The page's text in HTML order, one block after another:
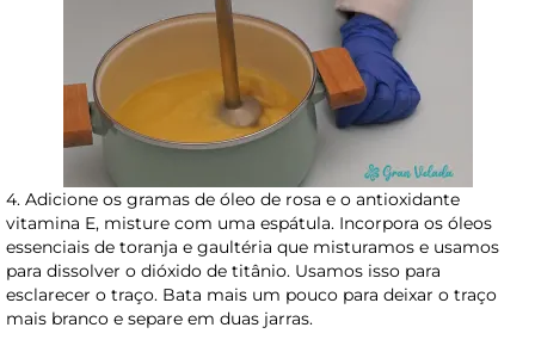
4. Adicione os gramas de óleo de rosa e o antioxidante
vitamina E, misture com uma espátula. Incorpora os óleos
essenciais de toranja e gaultéria que misturamos e usamos
para dissolver o dióxido de titânio. Usamos isso para
esclarecer o traço. Bata mais um pouco para deixar o traço
mais branco e separe em duas jarras.